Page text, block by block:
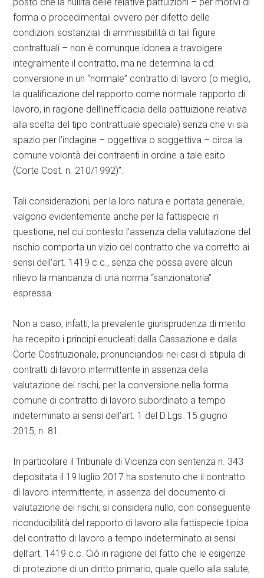
forma o procedimentali ovvero per difetto delle
condizioni sostanziali di ammissibilità di tali figure
contrattuali – non è comunque idonea a travolgere
integralmente il contratto, ma ne determina la cd.
conversione in un “normale” contratto di lavoro (o meglio,
la qualificazione del rapporto come normale rapporto di
lavoro, in ragione dell’inefficacia della pattuizione relativa
alla scelta del tipo contrattuale speciale) senza che vi sia
spazio per l’indagine – oggettiva o soggettiva – circa la
comune volontà dei contraenti in ordine a tale esito
(Corte Cost. n. 210/1992)”.
Tali considerazioni, per la loro natura e portata generale,
valgono evidentemente anche per la fattispecie in
questione, nel cui contesto l’assenza della valutazione del
rischio comporta un vizio del contratto che va corretto ai
sensi dell’art. 1419 c.c., senza che possa avere alcun
rilievo la mancanza di una norma “sanzionatoria”
espressa.
Non a caso, infatti, la prevalente giurisprudenza di merito
ha recepito i principi enucleati dalla Cassazione e dalla
Corte Costituzionale, pronunciandosi nei casi di stipula di
contratti di lavoro intermittente in assenza della
valutazione dei rischi, per la conversione nella forma
comune di contratto di lavoro subordinato a tempo
indeterminato ai sensi dell’art. 1 del D.Lgs. 15 giugno
2015, n. 81.
In particolare il Tribunale di Vicenza con sentenza n. 343
depositata il 19 luglio 2017 ha sostenuto che il contratto
di lavoro intermittente, in assenza del documento di
valutazione dei rischi, si considera nullo, con conseguente
riconducibilità del rapporto di lavoro alla fattispecie tipica
del contratto di lavoro a tempo indeterminato ai sensi
dell’art. 1419 c.c. Ciò in ragione del fatto che le esigenze
di protezione di un diritto primario, quale quello alla salute,